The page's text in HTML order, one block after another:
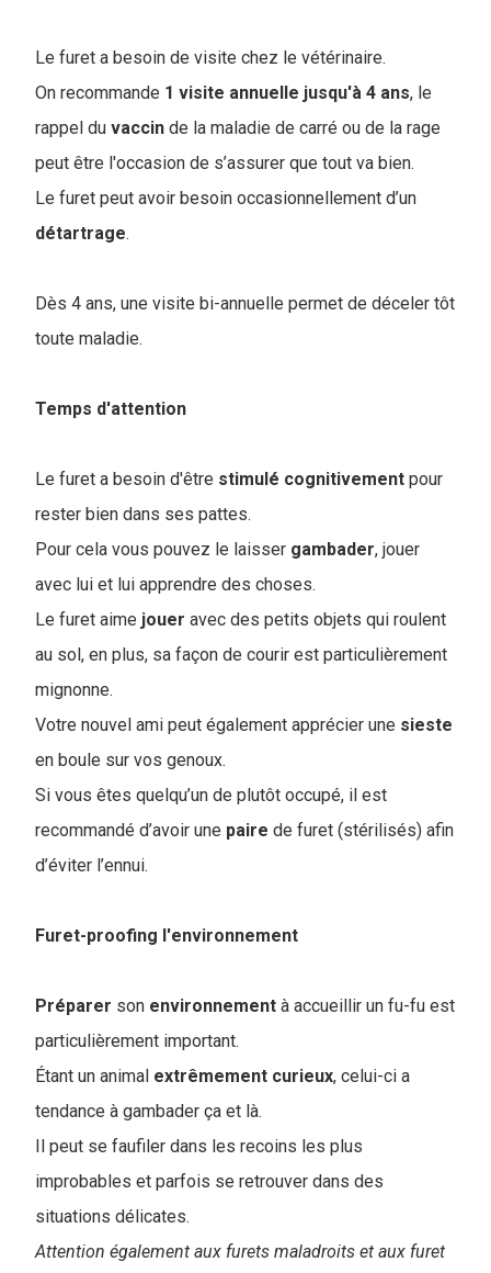
Le furet a besoin de visite chez le vétérinaire.
On recommande 1 visite annuelle jusqu'à 4 ans, le
rappel du vaccin de la maladie de carré ou de la rage
peut être l'occasion de s’assurer que tout va bien.
Le furet peut avoir besoin occasionnellement d’un
détartrage.
Dès 4 ans, une visite bi-annuelle permet de déceler tôt
toute maladie.
Temps d'attention
Le furet a besoin d'être stimulé cognitivement pour
rester bien dans ses pattes.
Pour cela vous pouvez le laisser gambader, jouer
avec lui et lui apprendre des choses.
Le furet aime jouer avec des petits objets qui roulent
au sol, en plus, sa façon de courir est particulièrement
mignonne.
Votre nouvel ami peut également apprécier une sieste
en boule sur vos genoux.
Si vous êtes quelqu’un de plutôt occupé, il est
recommandé d’avoir une paire de furet (stérilisés) afin
d’éviter l’ennui.
Furet-proofing l'environnement
Préparer son environnement à accueillir un fu-fu est
particulièrement important.
Étant un animal extrêmement curieux, celui-ci a
tendance à gambader ça et là.
Il peut se faufiler dans les recoins les plus
improbables et parfois se retrouver dans des
situations délicates.
Attention également aux furets maladroits et aux furet